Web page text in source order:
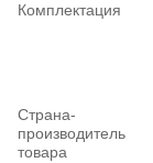
Комплектация
Страна-
производитель
товара